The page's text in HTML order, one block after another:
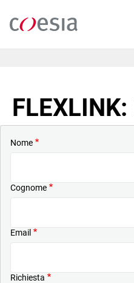
contenuto
Nome
Cognome
Email
Richiesta